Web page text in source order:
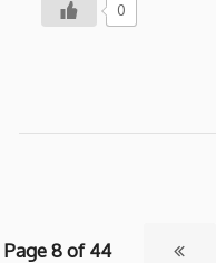
0
Page 8 of 44